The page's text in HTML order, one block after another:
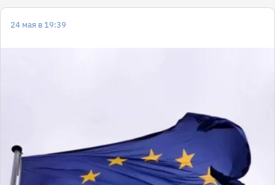
24 мая в 19:39